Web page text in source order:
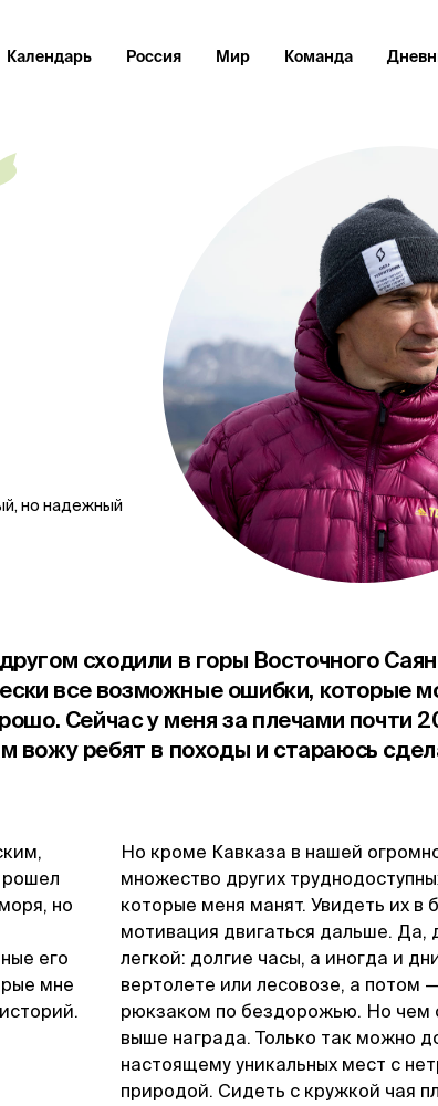
Календарь Россия Мир Команда
но надежный
сходили в горы Восточного
все возможные ошибки, которые
Сейчас у меня за плечами почти
вожу ребят в походы и стараюсь
но
его
мне
Но кроме Кавказа в нашей
множество других
которые меня манят. Увидеть их
мотивация двигаться дальше. Да,
легкой: долгие часы, а иногда и
вертолете или лесовозе, а потом
рюкзаком по бездорожью. Но чем
выше награда. Только так можно
настоящему уникальных мест с
природой. Сидеть с кружкой чая